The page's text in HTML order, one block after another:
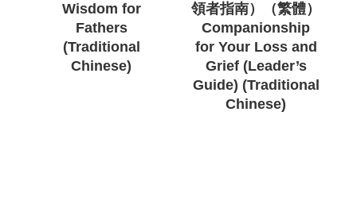
Wisdom for
Fathers
(Traditional
Chinese)
領者指南）（繁體）
Companionship
for Your Loss and
Grief (Leader’s
Guide) (Traditional
Chinese)